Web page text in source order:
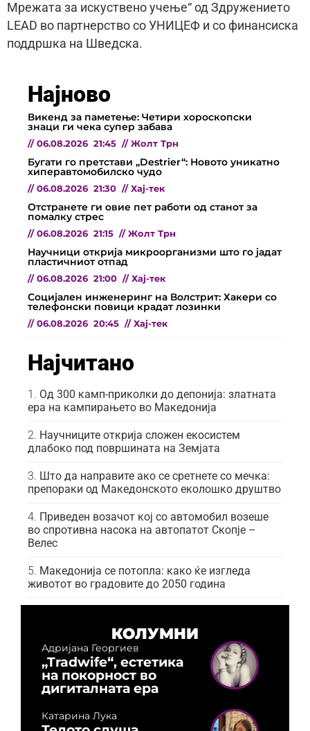
Мрежата за искуствено учење“ од Здружението
LEAD во партнерство со УНИЦЕФ и со финансиска
поддршка на Шведска.
Најново
Викенд за паметење: Четири хороскопски
знаци ги чека супер забава
// 06.08.2026 21:45 // Жолт Трн
Бугати го претстави „Destrier“: Новото уникатно
хиперавтомобилско чудо
// 06.08.2026 21:30 // Хај-тек
Отстранете ги овие пет работи од станот за
помалку стрес
// 06.08.2026 21:15 // Жолт Трн
Научници открија микроорганизми што го јадат
пластичниот отпад
// 06.08.2026 21:00 // Хај-тек
Социјален инженеринг на Волстрит: Хакери со
телефонски повици крадат лозинки
// 06.08.2026 20:45 // Хај-тек
Најчитано
Од 300 камп-приколки до депонија: златната
ера на кампирањето во Македонија
Научниците открија сложен екосистем
длабоко под површината на Земјата
Што да направите ако се сретнете со мечка:
препораки од Македонското еколошко друштво
Приведен возачот кој со автомобил возеше
во спротивна насока на автопатот Скопје –
Велес
Македонија се потопла: како ќе изгледа
животот во градовите до 2050 година
КОЛУМНИ
Адријана Георгиев
„Tradwife“, естетика
на покорност во
дигиталната ера
Катарина Лука